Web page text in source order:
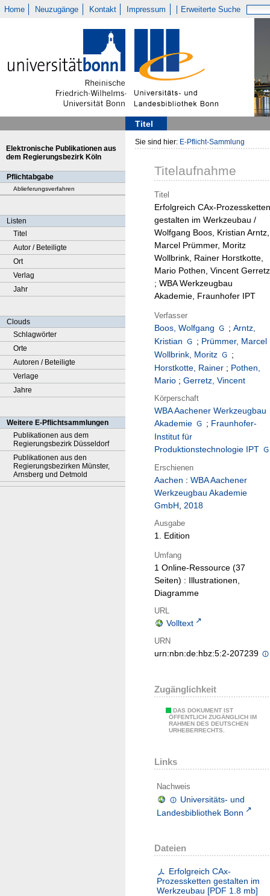
Home Neuzugänge Kontakt Impressum Erweiterte Suche
Titel
Elektronische Publikationen aus
dem Regierungsbezirk Köln
Pflichtabgabe
Ablieferungsverfahren
Listen
Titel
Autor / Beteiligte
Ort
Verlag
Jahr
Clouds
Schlagwörter
Orte
Autoren / Beteiligte
Verlage
Jahre
Weitere E-Pflichtsammlungen
Publikationen aus dem
Regierungsbezirk Düsseldorf
Publikationen aus den
Regierungsbezirken Münster,
Arnsberg und Detmold
Sie sind hier: E-Pflicht-Sammlung
Titelaufnahme
Titel
Erfolgreich CAx-Prozessketten
gestalten im Werkzeubau /
Wolfgang Boos, Kristian Arntz,
Marcel Prümmer, Moritz
Wollbrink, Rainer Horstkotte,
Mario Pothen, Vincent Gerretz
; WBA Werkzeugbau
Akademie, Fraunhofer IPT
Verfasser
Boos, Wolfgang ; Arntz,
Kristian
; Prümmer, Marcel
Wollbrink, Moritz
;
Horstkotte, Rainer ; Pothen,
Mario ; Gerretz, Vincent
Körperschaft
WBA Aachener Werkzeugbau
Akademie
; Fraunhofer-
Institut für
Produktionstechnologie IPT
Erschienen
Aachen : WBA Aachener
Werkzeugbau Akademie
GmbH, 2018
Ausgabe
1. Edition
Umfang
1 Online-Ressource (37
Seiten) : Illustrationen,
Diagramme
URL
Volltext
URN
urn:nbn:de:hbz:5:2-207239
Zugänglichkeit
DAS DOKUMENT IST
ÖFFENTLICH ZUGÄNGLICH IM
RAHMEN DES DEUTSCHEN
URHEBERRECHTS.
Links
Nachweis
Universitäts- und
Landesbibliothek Bonn
Dateien
Erfolgreich CAx-
Prozessketten gestalten im
Werkzeubau [PDF 1.8 mb]